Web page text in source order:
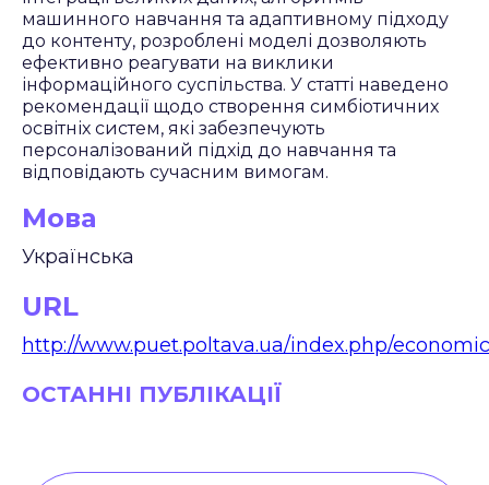
машинного навчання та адаптивному підходу
до контенту, розроблені моделі дозволяють
ефективно реагувати на виклики
інформаційного суспільства. У статті наведено
рекомендації щодо створення симбіотичних
освітніх систем, які забезпечують
персоналізований підхід до навчання та
відповідають сучасним вимогам.
Мова
Українська
URL
http://www.puet.poltava.ua/index.php/
ОСТАННІ ПУБЛІКАЦІЇ